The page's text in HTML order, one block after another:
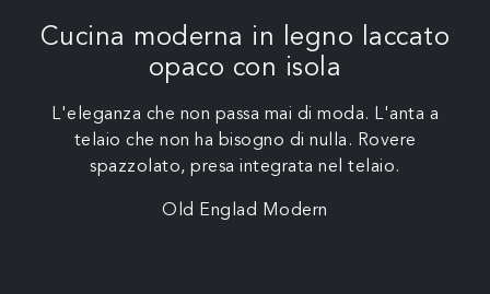
Cucina moderna in legno laccato
opaco con isola
L'eleganza che non passa mai di moda. L'anta a
telaio che non ha bisogno di nulla. Rovere
spazzolato, presa integrata nel telaio.
Old Englad Modern